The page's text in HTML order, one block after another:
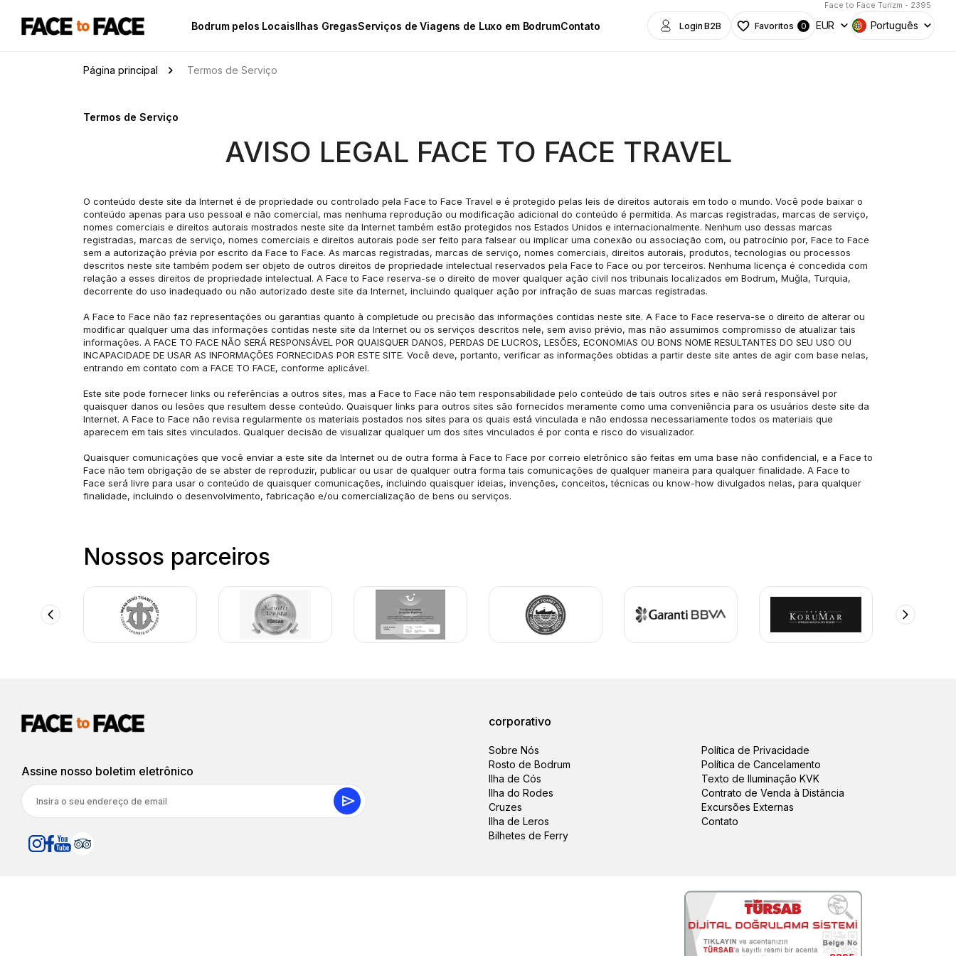
Face to Face Turizm - 2395
Bodrum pelos LocaisIlhas GregasServiços de Viagens de Luxo em BodrumContato Login B2B Favoritos 0 EUR Português
Página principal Termos de Serviço
Termos de Serviço
AVISO LEGAL FACE TO FACE TRAVEL
O conteúdo deste site da Internet é de propriedade ou controlado pela Face to Face Travel e é protegido pelas leis de direitos autorais em todo o mundo. Você pode baixar o
conteúdo apenas para uso pessoal e não comercial, mas nenhuma reprodução ou modificação adicional do conteúdo é permitida. As marcas registradas, marcas de serviço,
nomes comerciais e direitos autorais mostrados neste site da Internet também estão protegidos nos Estados Unidos e internacionalmente. Nenhum uso dessas marcas
registradas, marcas de serviço, nomes comerciais e direitos autorais pode ser feito para falsear ou implicar uma conexão ou associação com, ou patrocínio por, Face to Face
sem a autorização prévia por escrito da Face to Face. As marcas registradas, marcas de serviço, nomes comerciais, direitos autorais, produtos, tecnologias ou processos
descritos neste site também podem ser objeto de outros direitos de propriedade intelectual reservados pela Face to Face ou por terceiros. Nenhuma licença é concedida com
relação a esses direitos de propriedade intelectual. A Face to Face reserva-se o direito de mover qualquer ação civil nos tribunais localizados em Bodrum, Muğla, Turquia,
decorrente do uso inadequado ou não autorizado deste site da Internet, incluindo qualquer ação por infração de suas marcas registradas.
A Face to Face não faz representações ou garantias quanto à completude ou precisão das informações contidas neste site. A Face to Face reserva-se o direito de alterar ou
modificar qualquer uma das informações contidas neste site da Internet ou os serviços descritos nele, sem aviso prévio, mas não assumimos compromisso de atualizar tais
informações. A FACE TO FACE NÃO SERÁ RESPONSÁVEL POR QUAISQUER DANOS, PERDAS DE LUCROS, LESÕES, ECONOMIAS OU BONS NOME RESULTANTES DO SEU USO OU
INCAPACIDADE DE USAR AS INFORMAÇÕES FORNECIDAS POR ESTE SITE. Você deve, portanto, verificar as informações obtidas a partir deste site antes de agir com base nelas,
entrando em contato com a FACE TO FACE, conforme aplicável.
Este site pode fornecer links ou referências a outros sites, mas a Face to Face não tem responsabilidade pelo conteúdo de tais outros sites e não será responsável por
quaisquer danos ou lesões que resultem desse conteúdo. Quaisquer links para outros sites são fornecidos meramente como uma conveniência para os usuários deste site da
Internet. A Face to Face não revisa regularmente os materiais postados nos sites para os quais está vinculada e não endossa necessariamente todos os materiais que
aparecem em tais sites vinculados. Qualquer decisão de visualizar qualquer um dos sites vinculados é por conta e risco do visualizador.
Quaisquer comunicações que você enviar a este site da Internet ou de outra forma à Face to Face por correio eletrônico são feitas em uma base não confidencial, e a Face to
Face não tem obrigação de se abster de reproduzir, publicar ou usar de qualquer outra forma tais comunicações de qualquer maneira para qualquer finalidade. A Face to
Face será livre para usar o conteúdo de quaisquer comunicações, incluindo quaisquer ideias, invenções, conceitos, técnicas ou know-how divulgados nelas, para qualquer
finalidade, incluindo o desenvolvimento, fabricação e/ou comercialização de bens ou serviços.
Nossos parceiros
Assine nosso boletim eletrônico
corporativo
Sobre Nós
Política de Privacidade
Rosto de Bodrum
Política de Cancelamento
Ilha de Cós
Texto de Iluminação KVK
Ilha do Rodes
Contrato de Venda à Distância
Cruzes
Excursões Externas
Ilha de Leros
Contato
Bilhetes de Ferry